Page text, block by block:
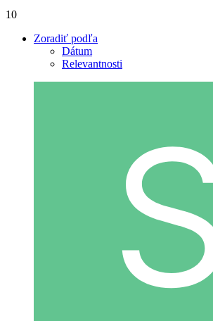
10
Zoradiť podľa
Dátum
Relevantnosti